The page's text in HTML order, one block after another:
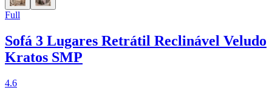
Full
Sofá 3 Lugares Retrátil Reclinável Veludo
Kratos SMP
4.6